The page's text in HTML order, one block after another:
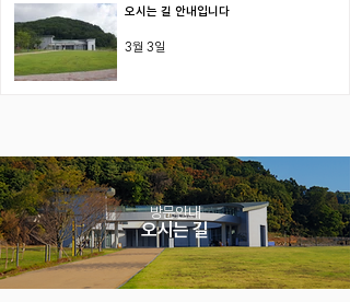
오시는 길 안내입니다
3월 3일
방문안내
오시는 길